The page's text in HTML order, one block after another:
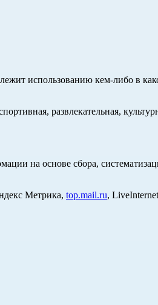
использованию кем-либо в
развлекательная,
на основе сбора,
Метрика, top.mail.ru,